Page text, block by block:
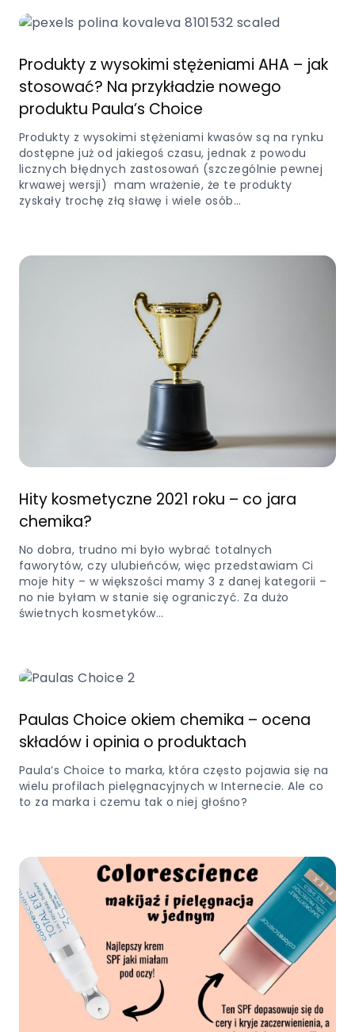
Produkty z wysokimi stężeniami AHA – jak
stosować? Na przykładzie nowego
produktu Paula’s Choice
Produkty z wysokimi stężeniami kwasów są na rynku
dostępne już od jakiegoś czasu, jednak z powodu
licznych błędnych zastosowań (szczególnie pewnej
krwawej wersji) mam wrażenie, że te produkty
zyskały trochę złą sławę i wiele osób…
Hity kosmetyczne 2021 roku – co jara
chemika?
No dobra, trudno mi było wybrać totalnych
faworytów, czy ulubieńców, więc przedstawiam Ci
moje hity – w większości mamy 3 z danej kategorii –
no nie byłam w stanie się ograniczyć. Za dużo
świetnych kosmetyków…
Paulas Choice okiem chemika – ocena
składów i opinia o produktach
Paula’s Choice to marka, która często pojawia się na
wielu profilach pielęgnacyjnych w Internecie. Ale co
to za marka i czemu tak o niej głośno?